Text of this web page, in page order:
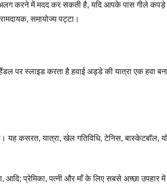
करने में मदद कर सकती है, यदि आपके पास गीले
समायोज्य पट्टा।
पर स्लाइड करता है हवाई अड्डे की यात्रा एक हवा
कसरत, यात्रा, खेल गतिविधि, टेनिस, बास्केटबॉल,
आदि; प्रेमिका, पत्नी और माँ के लिए सबसे अच्छा उपहार